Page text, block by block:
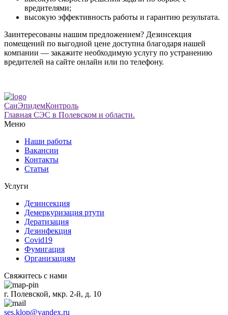
вредителями;
высокую эффективность работы и гарантию результата.
Заинтересованы нашим предложением? Дезинсекция
помещений по выгодной цене доступна благодаря нашей
компании — закажите необходимую услугу по устранению
вредителей на сайте онлайн или по телефону.
СанЭпидемКонтроль
Главная СЭС в Полевском и области.
Меню
Наши работы
Вакансии
Контакты
Статьи
Услуги
Дезинсекция
Демеркуризация ртути
Дератизация
Дезинфекция
Covid19
Фумигация
Организациям
Свяжитесь с нами
г. Полевской, мкр. 2-й, д. 10
ses.klop@yandex.ru